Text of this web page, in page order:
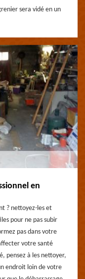
sera vidé en un
en
? nettoyez-les et
pour ne pas subir
pas dans votre
votre santé
pensez à les nettoyer,
endroit loin de votre